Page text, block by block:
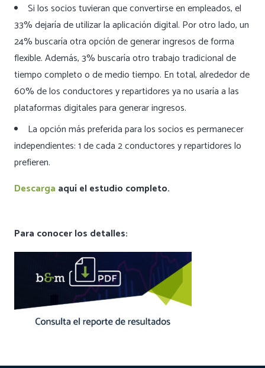
Si los socios tuvieran que convertirse en empleados, el
33% dejaría de utilizar la aplicación digital. Por otro lado, un
24% buscaría otra opción de generar ingresos de forma
flexible. Además, 3% buscaría otro trabajo tradicional de
tiempo completo o de medio tiempo. En total, alrededor de
60% de los conductores y repartidores ya no usaría a las
plataformas digitales para generar ingresos.
La opción más preferida para los socios es permanecer
independientes: 1 de cada 2 conductores y repartidores lo
prefieren.
Descarga aquí el estudio completo.
Para conocer los detalles: